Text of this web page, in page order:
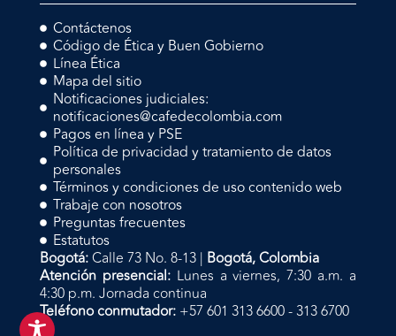
Contáctenos
Código de Ética y Buen Gobierno
Línea Ética
Mapa del sitio
Notificaciones judiciales:
notificaciones@cafedecolombia.com
Pagos en línea y PSE
Política de privacidad y tratamiento de datos
personales
Términos y condiciones de uso contenido web
Trabaje con nosotros
Preguntas frecuentes
Estatutos
Bogotá:Calle 73 No. 8-13 | Bogotá, Colombia
Atención presencial:Lunes a viernes, 7:30 a.m. a
4:30 p.m. Jornada continua
Teléfono conmutador:+57 601 313 6600 - 313 6700